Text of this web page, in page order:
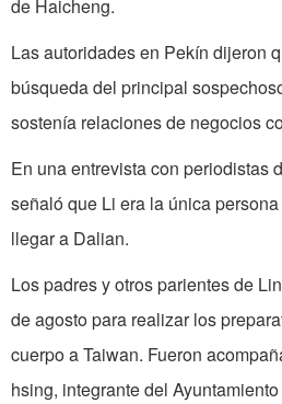
de Haicheng.
Las autoridades en Pekín dijeron
búsqueda del principal
sostenía relaciones de negocios
En una entrevista con periodistas
señaló que Li era la única
llegar a Dalian.
Los padres y otros parientes de
de agosto para realizar los
cuerpo a Taiwan. Fueron
hsing, integrante del